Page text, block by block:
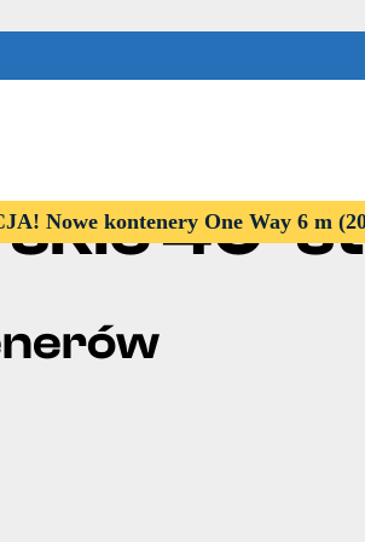
Nowe kontenery One Way 6 m
40-